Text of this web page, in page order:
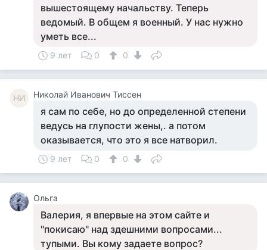
вышестоящему начальству. Теперь
ведомый. В общем я военный. У нас нужно
уметь все...
9 лет 0 0
НИ Николай Иванович Тиссен
я сам по себе, но до определенной степени
ведусь на глупости жены,. а потом
оказывается, что это я все натворил.
9 лет 0 0
Ольга
Валерия, я впервые на этом сайте и
"покисаю" над здешними вопросами...
тупыми. Вы кому задаете вопрос?